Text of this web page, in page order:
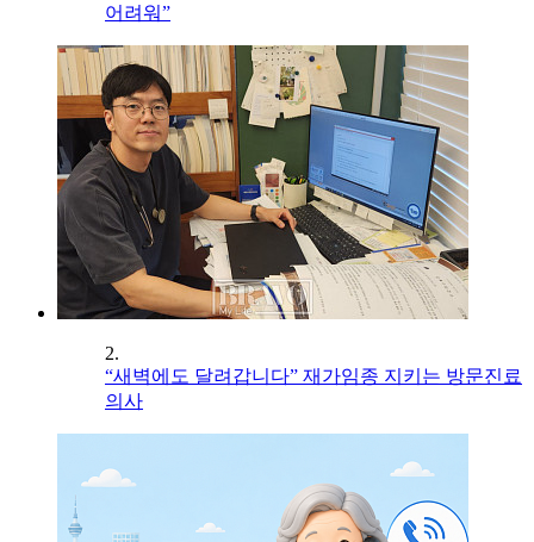
어려워”
2.
“새벽에도 달려갑니다” 재가임종 지키는 방문진료
의사